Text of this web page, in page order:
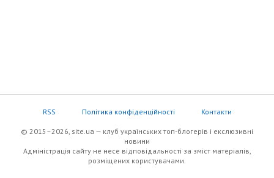
RSS Політика конфіденційності Контакти
© 2015–2026, site.ua — клуб українських топ-блогерів i екслюзивнi
новини
Адміністрація сайту не несе відповідальності за зміст матеріалів,
розміщених користувачами.